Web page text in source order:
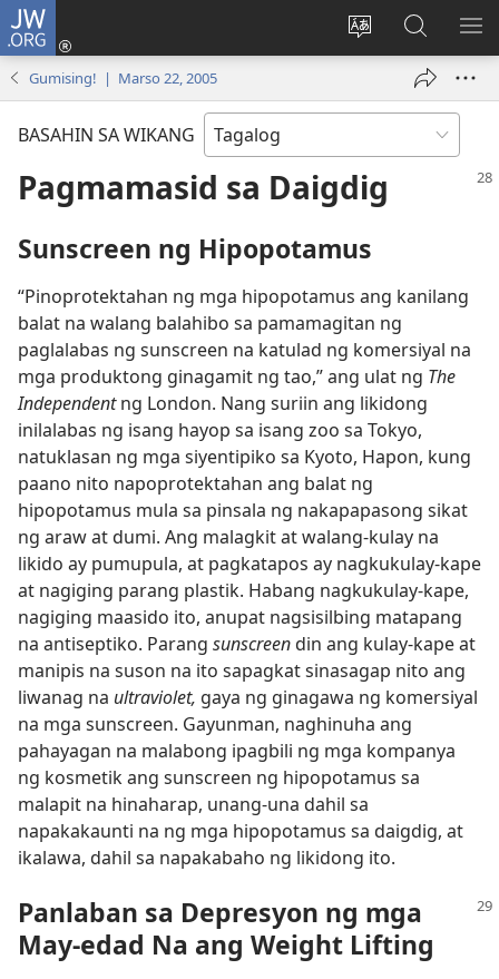
JW.ORG
Baguhin
ng
Mag-
log
bubukas
bagong
window)
sa
JW.ORG
Gumising! | Marso 22, 2005
BASAHIN SA WIKANG
Pagmamasid sa Daigdig
Sunscreen ng Hipopotamus
“Pinoprotektahan ng mga hipopotamus ang kanilang
balat na walang balahibo sa pamamagitan ng
paglalabas ng sunscreen na katulad ng komersiyal na
mga produktong ginagamit ng tao,” ang ulat ng The
Independentng London. Nang suriin ang likidong
inilalabas ng isang hayop sa isang zoo sa Tokyo,
natuklasan ng mga siyentipiko sa Kyoto, Hapon, kung
paano nito napoprotektahan ang balat ng
hipopotamus mula sa pinsala ng nakapapasong sikat
ng araw at dumi. Ang malagkit at walang-kulay na
likido ay pumupula, at pagkatapos ay nagkukulay-kape
at nagiging parang plastik. Habang nagkukulay-kape,
nagiging maasido ito, anupat nagsisilbing matapang
na antiseptiko. Parang sunscreendin ang kulay-kape at
manipis na suson na ito sapagkat sinasagap nito ang
liwanag na ultraviolet, gaya ng ginagawa ng komersiyal
na mga sunscreen. Gayunman, naghinuha ang
pahayagan na malabong ipagbili ng mga kompanya
ng kosmetik ang sunscreen ng hipopotamus sa
malapit na hinaharap, unang-una dahil sa
napakakaunti na ng mga hipopotamus sa daigdig, at
ikalawa, dahil sa napakabaho ng likidong ito.
Panlaban sa Depresyon ng mga
May-edad Na ang Weight Lifting